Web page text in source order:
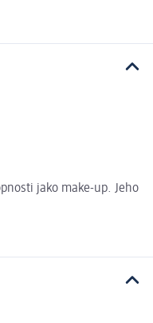
jako make-up. Jeho